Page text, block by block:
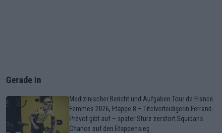
Gerade In
Medizinischer Bericht und Aufgaben Tour de France
Femmes 2026, Etappe 8 – Titelverteidigerin Ferrand-
Prévot gibt auf – später Sturz zerstört Squibans
Chance auf den Etappensieg